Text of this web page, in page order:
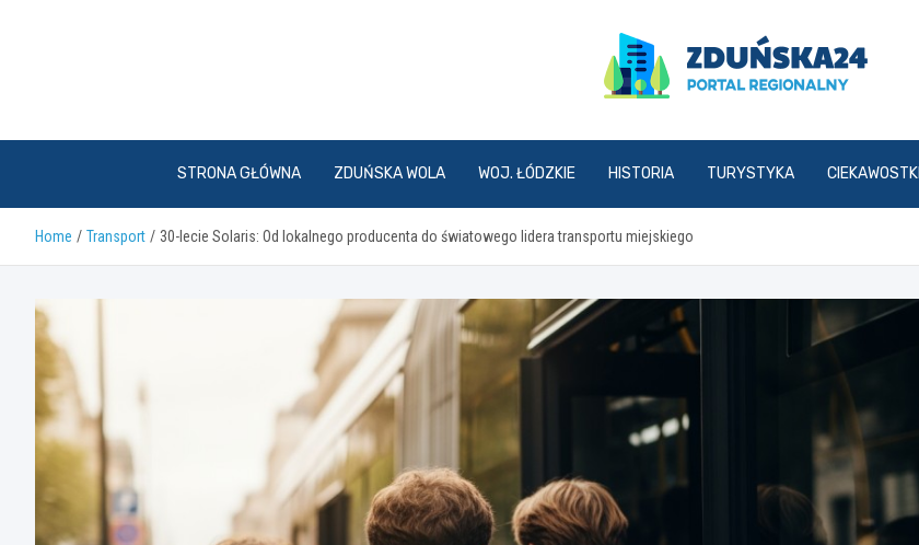
zdunska24.pl
STRONA GŁÓWNA ZDUŃSKA WOLA WOJ. ŁÓDZKIE HISTORIA TURYSTYKA CIEKAWOSTKI
Home Transport 30-lecie Solaris: Od lokalnego producenta do światowego lidera transportu miejskiego